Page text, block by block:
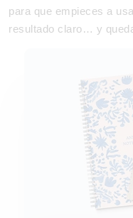
para que empieces a
resultado claro… y